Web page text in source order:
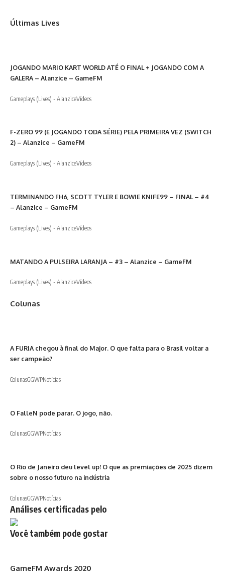
Últimas Lives
JOGANDO MARIO KART WORLD ATÉ O FINAL + JOGANDO COM A
GALERA – Alanzice – GameFM
Gameplays (Lives) - AlanziceVídeos
F-ZERO 99 (E JOGANDO TODA SÉRIE) PELA PRIMEIRA VEZ (SWITCH
2) – Alanzice – GameFM
Gameplays (Lives) - AlanziceVídeos
TERMINANDO FH6, SCOTT TYLER E BOWIE KNIFE99 – FINAL – #4
– Alanzice – GameFM
Gameplays (Lives) - AlanziceVídeos
MATANDO A PULSEIRA LARANJA – #3 – Alanzice – GameFM
Gameplays (Lives) - AlanziceVídeos
Colunas
A FURIA chegou à final do Major. O que falta para o Brasil voltar a
ser campeão?
ColunasGGWPNotícias
O FalleN pode parar. O jogo, não.
ColunasGGWPNotícias
O Rio de Janeiro deu level up! O que as premiações de 2025 dizem
sobre o nosso futuro na indústria
ColunasGGWPNotícias
Análises certificadas pelo
Você também pode gostar
GameFM Awards 2020